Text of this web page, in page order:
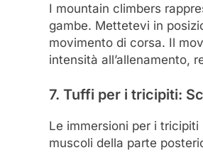
I mountain climbers
gambe. Mettetevi in
movimento di corsa. Il
intensità all’allenamento,
7. Tuffi per i tricipiti:
Le immersioni per i
muscoli della parte